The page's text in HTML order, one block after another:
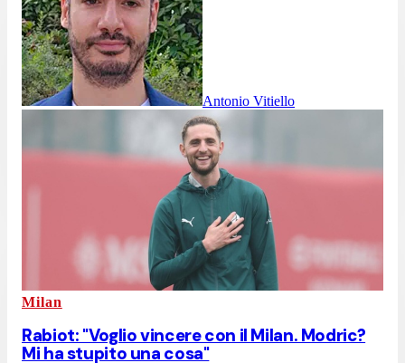
Antonio Vitiello
Milan
Rabiot: "Voglio vincere con il Milan. Modric?
Mi ha stupito una cosa"